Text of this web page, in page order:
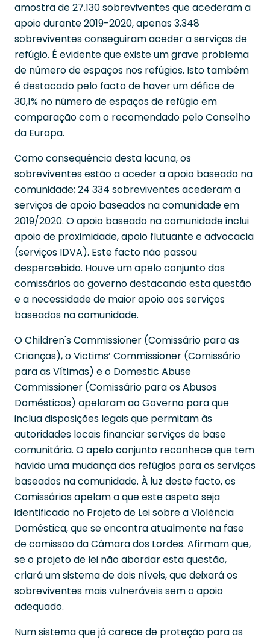
amostra de 27.130 sobreviventes que acederam a
apoio durante 2019-2020, apenas 3.348
sobreviventes conseguiram aceder a serviços de
refúgio. É evidente que existe um grave problema
de número de espaços nos refúgios. Isto também
é destacado pelo facto de haver um défice de
30,1% no número de espaços de refúgio em
comparação com o recomendado pelo Conselho
da Europa.
Como consequência desta lacuna, os
sobreviventes estão a aceder a apoio baseado na
comunidade; 24 334 sobreviventes acederam a
serviços de apoio baseados na comunidade em
2019/2020. O apoio baseado na comunidade inclui
apoio de proximidade, apoio flutuante e advocacia
(serviços IDVA). Este facto não passou
despercebido. Houve um apelo conjunto dos
comissários ao governo destacando esta questão
e a necessidade de maior apoio aos serviços
baseados na comunidade.
O Children's Commissioner (Comissário para as
Crianças), o Victims’ Commissioner (Comissário
para as Vítimas) e o Domestic Abuse
Commissioner (Comissário para os Abusos
Domésticos) apelaram ao Governo para que
inclua disposições legais que permitam às
autoridades locais financiar serviços de base
comunitária. O apelo conjunto reconhece que tem
havido uma mudança dos refúgios para os serviços
baseados na comunidade. À luz deste facto, os
Comissários apelam a que este aspeto seja
identificado no Projeto de Lei sobre a Violência
Doméstica, que se encontra atualmente na fase
de comissão da Câmara dos Lordes. Afirmam que,
se o projeto de lei não abordar esta questão,
criará um sistema de dois níveis, que deixará os
sobreviventes mais vulneráveis sem o apoio
adequado.
Num sistema que já carece de proteção para as